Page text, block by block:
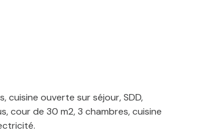
cuisine ouverte sur séjour, SDD,
cour de 30 m2, 3 chambres, cuisine